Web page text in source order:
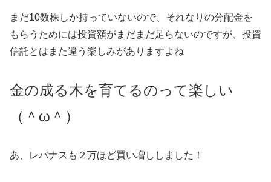
まだ10数株しか持っていないので、それなりの分配金を
もらうためには投資額がまだまだ足らないのですが、投資
信託とはまた違う楽しみがありますよね
金の成る木を育てるのって楽しい
（＾ω＾）
あ、レバナスも２万ほど買い増ししました！